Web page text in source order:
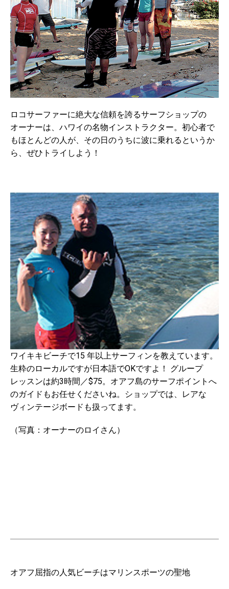
ロコサーファーに絶大な信頼を誇るサーフショップの
オーナーは、ハワイの名物インストラクター。初心者で
もほとんどの人が、その日のうちに波に乗れるというか
ら、ぜひトライしよう！
ワイキキビーチで15 年以上サーフィンを教えています。
生粋のローカルですが日本語でOKですよ！ グループ
レッスンは約3時間／$75。オアフ島のサーフポイントへ
のガイドもお任せくださいね。ショップでは、レアな
ヴィンテージボードも扱ってます。
（写真：オーナーのロイさん）
オアフ屈指の人気ビーチはマリンスポーツの聖地